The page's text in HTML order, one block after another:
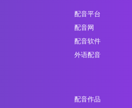
配音平台
配音网
配音软件
外语配音
配音作品